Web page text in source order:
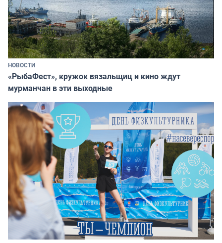
НОВОСТИ
«РыбаФест», кружок вязальщиц и кино ждут
мурманчан в эти выходные